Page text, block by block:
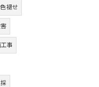
色褪せ
事